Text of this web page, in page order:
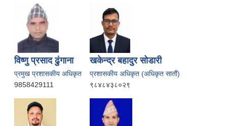
विष्णु प्रसाद ढुंगाना
प्रमुख प्रशासकीय अधिकृत
9858429111
खकेन्द्र बहादुर सोडारी
प्रशासकीय अधिकृत (अधिकृत साताैं)
९८४८४३८०२९